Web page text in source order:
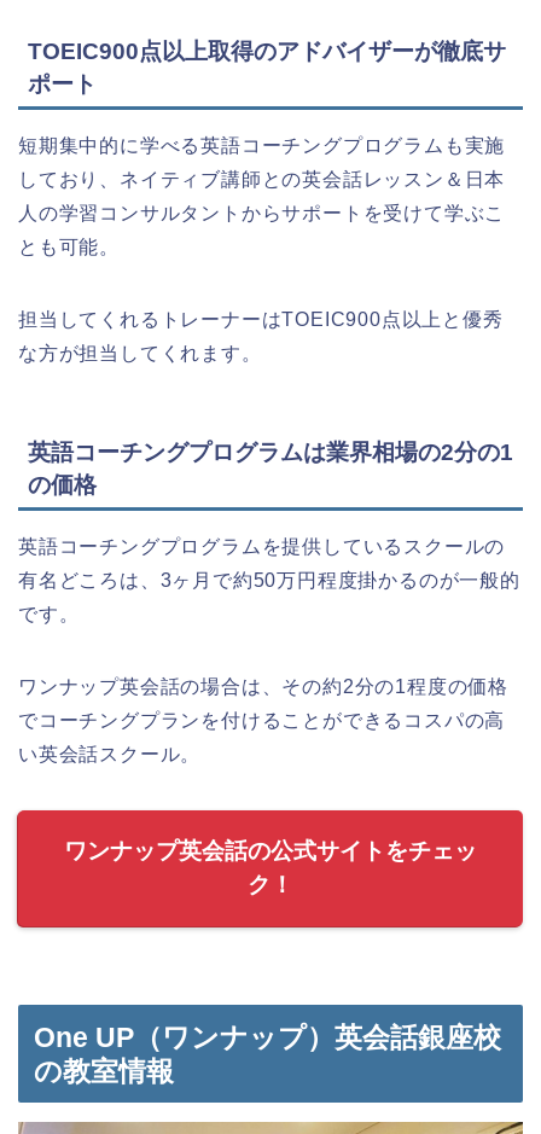
TOEIC900点以上取得のアドバイザーが徹底サ
ポート
短期集中的に学べる英語コーチングプログラムも実施
しており、ネイティブ講師との英会話レッスン＆日本
人の学習コンサルタントからサポートを受けて学ぶこ
とも可能。
担当してくれるトレーナーはTOEIC900点以上と優秀
な方が担当してくれます。
英語コーチングプログラムは業界相場の2分の1
の価格
英語コーチングプログラムを提供しているスクールの
有名どころは、3ヶ月で約50万円程度掛かるのが一般的
です。
ワンナップ英会話の場合は、その約2分の1程度の価格
でコーチングプランを付けることができるコスパの高
い英会話スクール。
ワンナップ英会話の公式サイトをチェッ
ク！
One UP（ワンナップ）英会話銀座校
の教室情報